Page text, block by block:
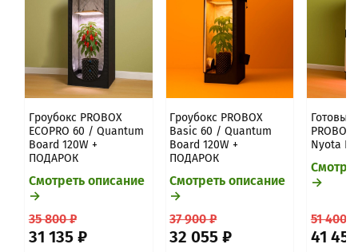
Гроубокс PROBOX
ECOPRO 60 / Quantum
Board 120W +
ПОДАРОК
Смотреть описание
→
35 800 ₽
31 135 ₽
Гроубокс PROBOX
Basic 60 / Quantum
Board 120W +
ПОДАРОК
Смотреть описание
→
37 900 ₽
32 055 ₽
Готовый
Nyota
→
51 400 ₽
41